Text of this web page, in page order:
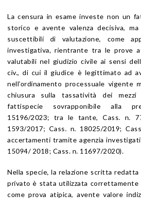
La censura in esame investe non un
storico e avente valenza decisiva,
suscettibili di valutazione, come
investigativa, rientrante tra le prove
valutabili nel giudizio civile ai sensi
civ., di cui il giudice è legittimato ad
nell’ordinamento processuale vigente
chiusura sulla tassatività dei
fattispecie sovrapponibile alla
15196/2023; tra le tante, Cass. n.
1593/2017; Cass. n. 18025/2019;
accertamenti tramite agenzia
15094/ 2018; Cass. n. 11697/2020).
Nella specie, la relazione scritta
privato è stata utilizzata correttamente
come prova atipica, avente valore